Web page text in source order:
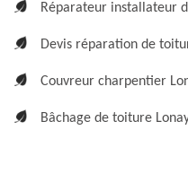
Réparateur installateur
Devis réparation de
Couvreur charpentier
Bâchage de toiture